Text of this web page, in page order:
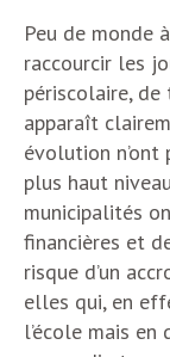
Peu de monde
raccourcir les
périscolaire,
apparaît
évolution n’ont
plus haut
municipalités
financières et
risque d’un
elles qui, en
l’école mais